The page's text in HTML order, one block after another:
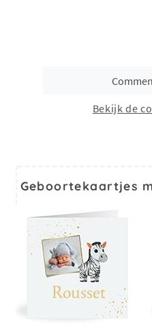
Bekijk de
Geboortekaartjes